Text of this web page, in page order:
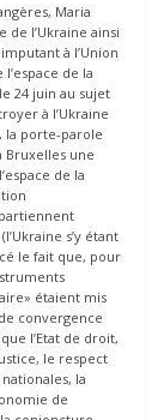
Maria
de l’Ukraine ainsi
à l’Union
de la
24 juin au sujet
à l’Ukraine
la porte-parole
Bruxelles une
de la
s’y étant
le fait que, pour
étaient mis
convergence
l’Etat de droit,
le respect
la
de